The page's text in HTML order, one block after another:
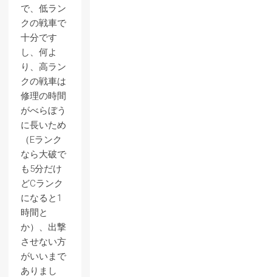
で、低ラン
クの戦車で
十分です
し、何よ
り、高ラン
クの戦車は
修理の時間
がべらぼう
に長いため
（Eランク
なら大破で
も5分だけ
どCランク
になると1
時間と
か）、出撃
させない方
がいいまで
ありまし